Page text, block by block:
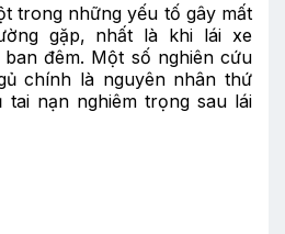
trong những yếu tố gây mất
gặp, nhất là khi lái xe
đêm. Một số nghiên cứu
chính là nguyên nhân thứ
tai nạn nghiêm trọng sau lái